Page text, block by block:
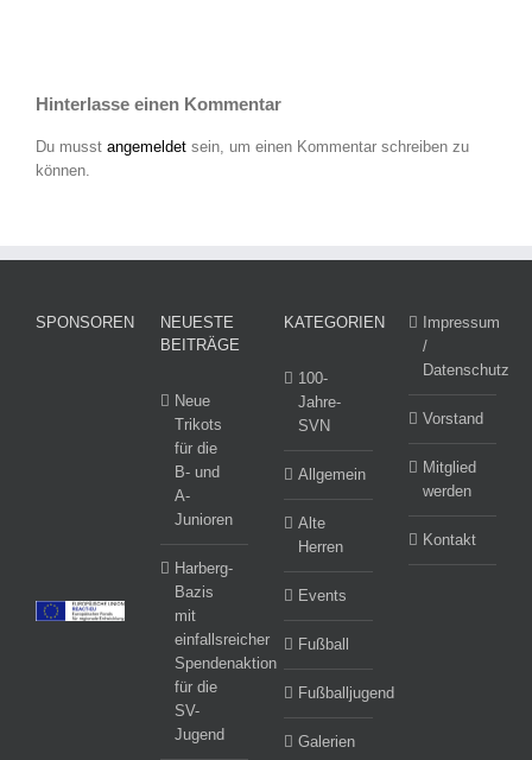
Hinterlasse einen Kommentar
Du musst angemeldet sein, um einen Kommentar schreiben zu
können.
SPONSOREN
NEUESTE
BEITRÄGE
Neue
Trikots
für die
B- und
A-
Junioren
Harberg-
Bazis
mit
einfallsreicher
Spendenaktion
für die
SV-
Jugend
KATEGORIEN
100-
Jahre-
SVN
Allgemein
Alte
Herren
Events
Fußball
Fußballjugend
Galerien
Impressum
/
Datenschutz
Vorstand
Mitglied
werden
Kontakt